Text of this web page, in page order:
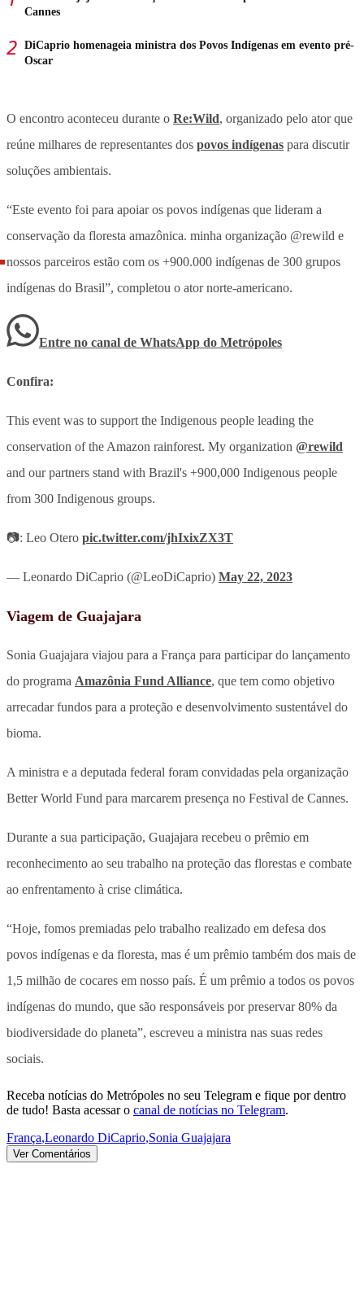
Cannes
DiCaprio homenageia ministra dos Povos Indígenas em evento pré-
Oscar
O encontro aconteceu durante o Re:Wild, organizado pelo ator que
reúne milhares de representantes dos povos indígenas para discutir
soluções ambientais.
“Este evento foi para apoiar os povos indígenas que lideram a
conservação da floresta amazônica. minha organização @rewild e
nossos parceiros estão com os +900.000 indígenas de 300 grupos
indígenas do Brasil”, completou o ator norte-americano.
Entre no canal de WhatsApp do Metrópoles
Confira:
This event was to support the Indigenous people leading the
conservation of the Amazon rainforest. My organization @rewild
and our partners stand with Brazil's +900,000 Indigenous people
from 300 Indigenous groups.
📷: Leo Otero pic.twitter.com/jhIxixZX3T
— Leonardo DiCaprio (@LeoDiCaprio) May 22, 2023
Viagem de Guajajara
Sonia Guajajara viajou para a França para participar do lançamento
do programa Amazônia Fund Alliance, que tem como objetivo
arrecadar fundos para a proteção e desenvolvimento sustentável do
bioma.
A ministra e a deputada federal foram convidadas pela organização
Better World Fund para marcarem presença no Festival de Cannes.
Durante a sua participação, Guajajara recebeu o prêmio em
reconhecimento ao seu trabalho na proteção das florestas e combate
ao enfrentamento à crise climática.
“Hoje, fomos premiadas pelo trabalho realizado em defesa dos
povos indígenas e da floresta, mas é um prêmio também dos mais de
1,5 milhão de cocares em nosso país. É um prêmio a todos os povos
indígenas do mundo, que são responsáveis por preservar 80% da
biodiversidade do planeta”, escreveu a ministra nas suas redes
sociais.
Receba notícias do Metrópoles no seu Telegram e fique por dentro
de tudo! Basta acessar o canal de notícias no Telegram.
França,Leonardo DiCaprio,Sonia Guajajara
Ver Comentários